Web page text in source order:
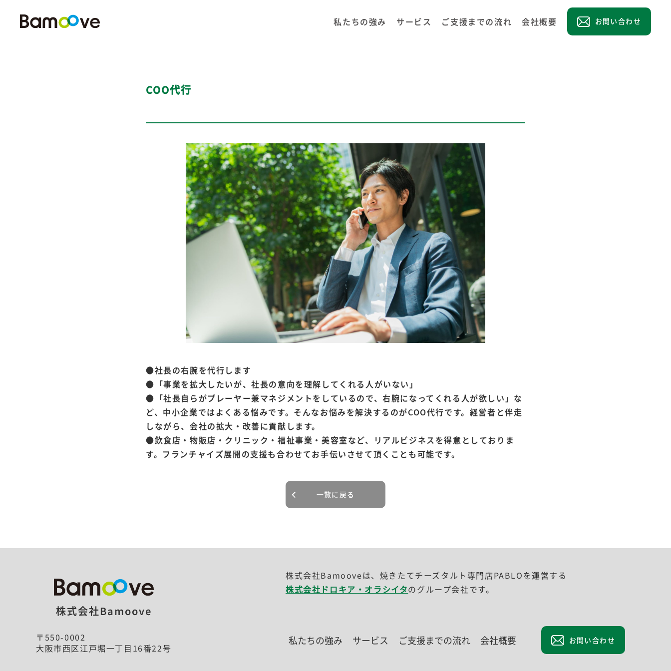
私たちの強み サービス ご支援までの流れ 会社概要 お問い合わせ
COO代行
●社長の右腕を代行します
●「事業を拡大したいが、社長の意向を理解してくれる人がいない」
●「社長自らがプレーヤー兼マネジメントをしているので、右腕になってくれる人が欲しい」な
ど、中小企業ではよくある悩みです。そんなお悩みを解決するのがCOO代行です。経営者と伴走
しながら、会社の拡大・改善に貢献します。
●飲食店・物販店・クリニック・福祉事業・美容室など、リアルビジネスを得意としておりま
す。フランチャイズ展開の支援も合わせてお手伝いさせて頂くことも可能です。
一覧に戻る
株式会社Bamoove
〒550-0002
大阪市西区江戸堀一丁目16番22号
株式会社Bamooveは、焼きたてチーズタルト専門店PABLOを運営する
株式会社ドロキア・オラシイタのグループ会社です。
私たちの強み サービス ご支援までの流れ 会社概要 お問い合わせ